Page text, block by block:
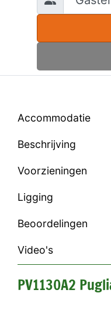
Accommodatie
Beschrijving
Voorzieningen
Ligging
Beoordelingen
Video's
PV1130A2